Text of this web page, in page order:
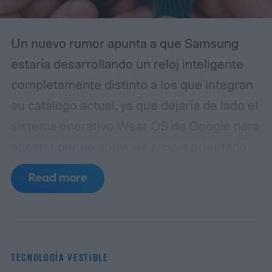
Un nuevo rumor apunta a que Samsung
estaría desarrollando un reloj inteligente
completamente distinto a los que integran
su catálogo actual, ya que dejaría de lado el
maximizar la duración de la batería.
acuerdo con el sitio especializado
encontrado referencias a un dispositivo
Read more
TECNOLOGÍA VESTIBLE